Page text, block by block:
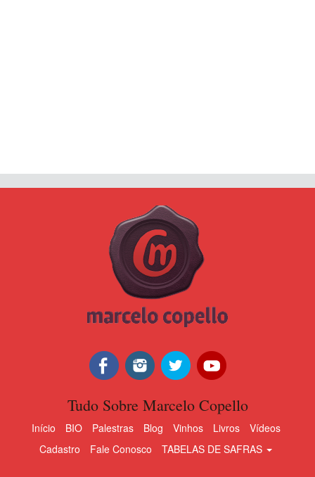
Tudo Sobre Marcelo Copello
Início BIO Palestras Blog Vinhos Livros
Vídeos
Cadastro
Fale Conosco TABELAS DE SAFRAS